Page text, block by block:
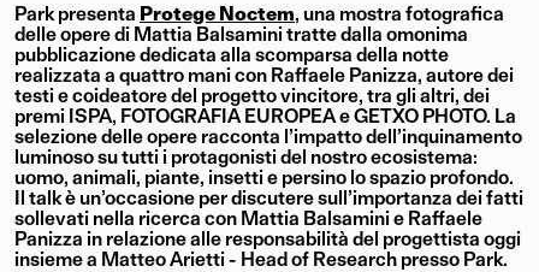
Park presenta Protege Noctem, una mostra fotografica
delle opere di Mattia Balsamini tratte dalla omonima
pubblicazione dedicata alla scomparsa della notte
realizzata a quattro mani con Raffaele Panizza, autore dei
testi e coideatore del progetto vincitore, tra gli altri, dei
premi ISPA, FOTOGRAFIA EUROPEA e GETXO PHOTO. La
selezione delle opere racconta l’impatto dell’inquinamento
luminoso su tutti i protagonisti del nostro ecosistema:
uomo, animali, piante, insetti e persino lo spazio profondo.
Il talk è un’occasione per discutere sull’importanza dei fatti
sollevati nella ricerca con Mattia Balsamini e Raffaele
Panizza in relazione alle responsabilità del progettista oggi
insieme a Matteo Arietti - Head of Research presso Park.